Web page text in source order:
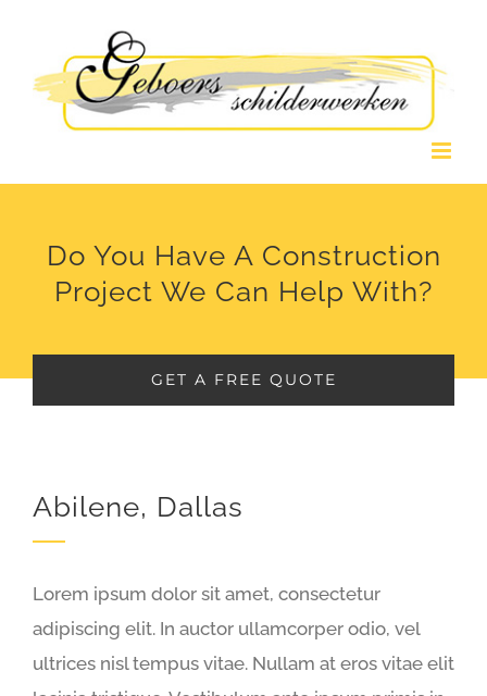
inhoud
Do You Have A Construction
Project We Can Help With?
GET A FREE QUOTE
Abilene, Dallas
Lorem ipsum dolor sit amet, consectetur
adipiscing elit. In auctor ullamcorper odio, vel
ultrices nisl tempus vitae. Nullam at eros vitae elit